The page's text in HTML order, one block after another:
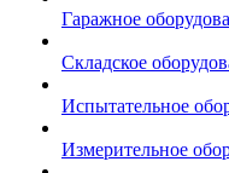
Гаражное
Складское
Испытательное
Измерительное